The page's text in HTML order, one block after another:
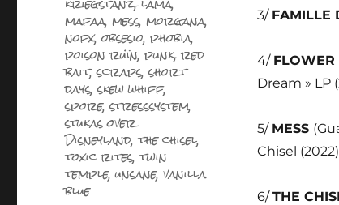
3/ FAMILLE
4/ FLOWER
Dream » LP
5/ MESS
Chisel (2022)
6/THE
mafaa,mess,morgana,
nofx,obsesio,phobia,
poison ruïn,punk,red
bait,scraps,short
days,skew whiff,
spore,stresssystem,
stukas over
Disneyland,the chisel,
toxic rites,twin
temple,unsane,vanilla
blue